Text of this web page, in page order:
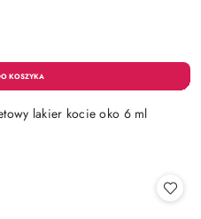
lakier kocie oko 6 ml